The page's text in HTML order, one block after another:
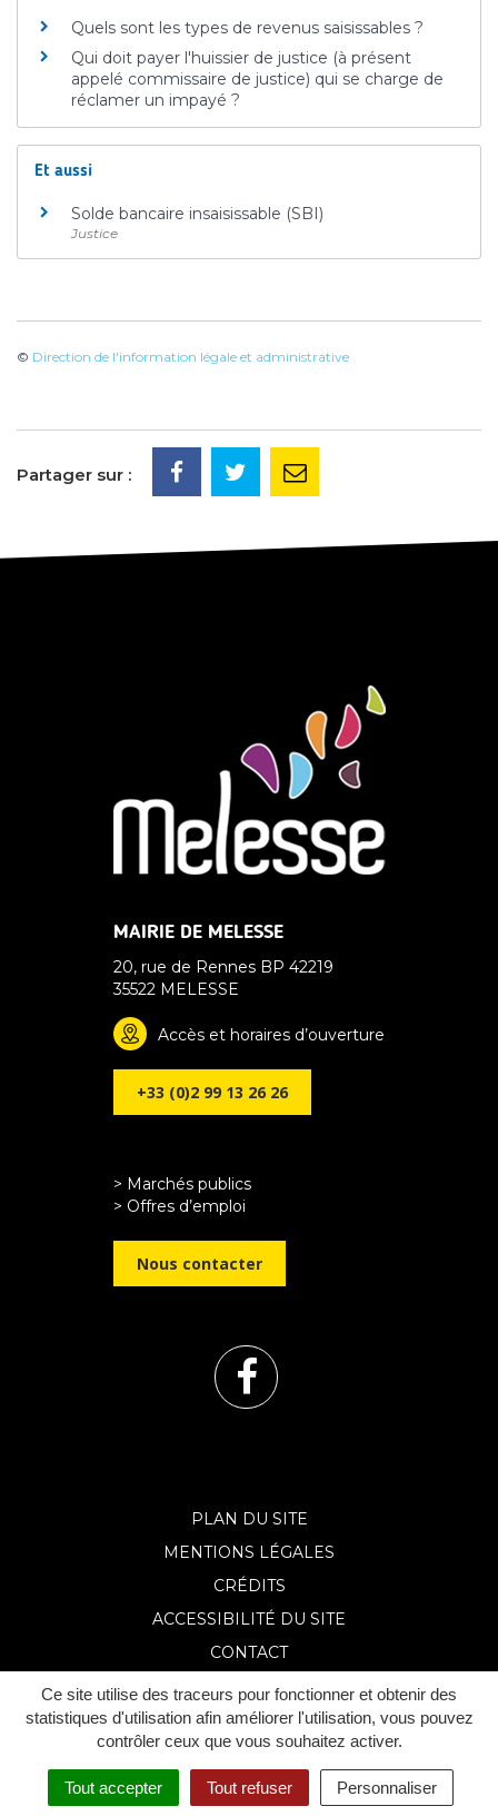
Ce site utilise des traceurs pour fonctionner et obtenir des
statistiques d'utilisation afin améliorer l'utilisation, vous pouvez
contrôler ceux que vous souhaitez activer.
Tout accepter Tout refuser Personnaliser
Quels sont les types de revenus saisissables ?
Qui doit payer l'huissier de justice (à présent
appelé commissaire de justice) qui se charge de
réclamer un impayé ?
Et aussi
Solde bancaire insaisissable (SBI)
Justice
© Direction de l'information légale et administrative
Partager sur :
MAIRIE DE MELESSE
20, rue de Rennes BP 42219
35522 MELESSE
Accès et horaires d’ouverture
+33 (0)2 99 13 26 26
> Marchés publics
> Offres d’emploi
Nous contacter
Lien
le
compte
Facebook
PLAN DU SITE
MENTIONS LÉGALES
CRÉDITS
ACCESSIBILITÉ DU SITE
CONTACT